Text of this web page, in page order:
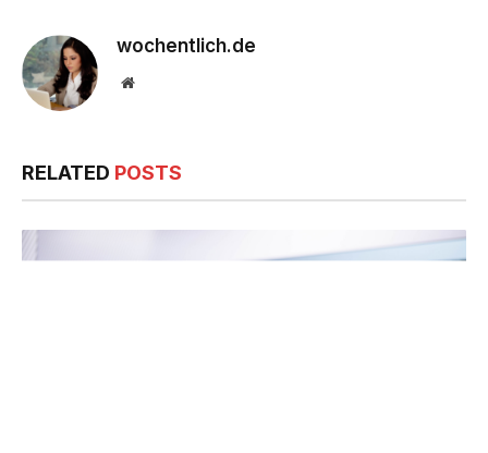
wochentlich.de
Website
RELATED POSTS